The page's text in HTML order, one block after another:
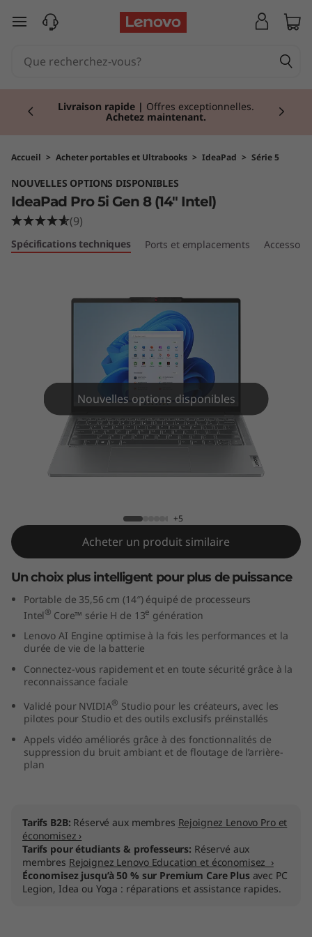
a
d
P
4
n
e
passer au contenu principal
Livraison rapide | Offres exceptionnelles.
Achetez maintenant.
Accueil > Acheter portables et Ultrabooks > IdeaPad > Série 5
NOUVELLES OPTIONS DISPONIBLES
IdeaPad Pro 5i Gen 8 (14" Intel)
(9)
Spécifications techniques Ports et emplacements
Nouvelles options disponibles
+5
Acheter un produit similaire
Un choix plus intelligent pour plus de puissance
Portable de 35,56 cm (14″) équipé de processeurs
Intel® Core™ série H de 13e génération
Lenovo AI Engine optimise à la fois les performances et la
durée de vie de la batterie
Connectez-vous rapidement et en toute sécurité grâce à la
reconnaissance faciale
Validé pour NVIDIA® Studio pour les créateurs, avec les
pilotes pour Studio et des outils exclusifs préinstallés
Appels vidéo améliorés grâce à des fonctionnalités de
suppression du bruit ambiant et de floutage de l’arrière-
plan
Tarifs B2B: Réservé aux membres Rejoignez Lenovo Pro et
économisez ›
Tarifs pour étudiants & professeurs: Réservé aux
membres Rejoignez Lenovo Education et économisez ›
Économisez jusqu’à 50 % sur Premium Care Plusavec PC
Legion, Idea ou Yoga : réparations et assistance rapides.